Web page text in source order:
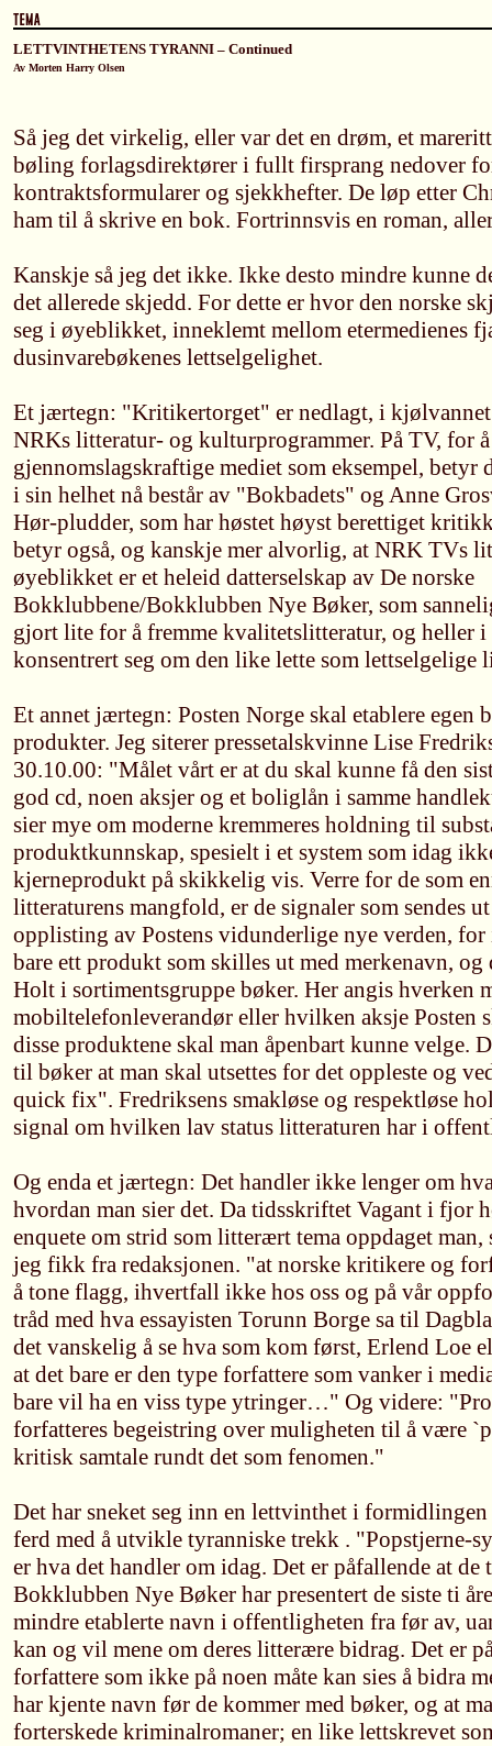
LETTVINTHETENS TYRANNI – Continued
Av Morten Harry Olsen
Så jeg det virkelig, eller var det en drøm, et
bøling forlagsdirektører i fullt firsprang nedover
kontraktsformularer og sjekkhefter. De løp etter
ham til å skrive en bok. Fortrinnsvis en roman,
Kanskje så jeg det ikke. Ikke desto mindre kunne
det allerede skjedd. For dette er hvor den norske
seg i øyeblikket, inneklemt mellom etermedienes
dusinvarebøkenes lettselgelighet.
Et jærtegn: "Kritikertorget" er nedlagt, i kjølvannet
NRKs litteratur- og kulturprogrammer. På TV, for
gjennomslagskraftige mediet som eksempel, betyr
i sin helhet nå består av "Bokbadets" og Anne
Hør-pludder, som har høstet høyst berettiget
betyr også, og kanskje mer alvorlig, at NRK TVs
øyeblikket er et heleid datterselskap av De norske
Bokklubbene/Bokklubben Nye Bøker, som
gjort lite for å fremme kvalitetslitteratur, og heller i
konsentrert seg om den like lette som lettselgelige
Et annet jærtegn: Posten Norge skal etablere egen
produkter. Jeg siterer pressetalskvinne Lise
30.10.00: "Målet vårt er at du skal kunne få den
god cd, noen aksjer og et boliglån i samme
sier mye om moderne kremmeres holdning til
produktkunnskap, spesielt i et system som idag
kjerneprodukt på skikkelig vis. Verre for de som
litteraturens mangfold, er de signaler som sendes
opplisting av Postens vidunderlige nye verden, for
bare ett produkt som skilles ut med merkenavn, og
Holt i sortimentsgruppe bøker. Her angis hverken
mobiltelefonleverandør eller hvilken aksje Posten
disse produktene skal man åpenbart kunne velge.
til bøker at man skal utsettes for det oppleste og
quick fix". Fredriksens smakløse og respektløse
signal om hvilken lav status litteraturen har i
Og enda et jærtegn: Det handler ikke lenger om
hvordan man sier det. Da tidsskriftet Vagant i fjor
enquete om strid som litterært tema oppdaget man,
jeg fikk fra redaksjonen. "at norske kritikere og
å tone flagg, ihvertfall ikke hos oss og på vår
tråd med hva essayisten Torunn Borge sa til
det vanskelig å se hva som kom først, Erlend Loe
at det bare er den type forfattere som vanker i
bare vil ha en viss type ytringer…" Og videre:
forfatteres begeistring over muligheten til å være
kritisk samtale rundt det som fenomen."
Det har sneket seg inn en lettvinthet i
ferd med å utvikle tyranniske trekk . "Popstjerne-
er hva det handler om idag. Det er påfallende at de
Bokklubben Nye Bøker har presentert de siste ti
mindre etablerte navn i offentligheten fra før av,
kan og vil mene om deres litterære bidrag. Det er
forfattere som ikke på noen måte kan sies å bidra
har kjente navn før de kommer med bøker, og at
forterskede kriminalromaner; en like lettskrevet